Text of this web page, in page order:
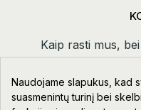
Kaip rasti mus,
Taikos
Naudojame slapukus, kad
suasmenintų turinį bei